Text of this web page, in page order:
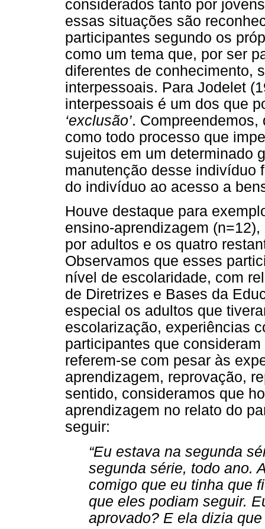
considerados tanto por
essas situações são
participantes segundo os
como um tema que, por ser
diferentes de conhecimento,
interpessoais. Para Jodelet
interpessoais é um dos que
‘exclusão’.
como todo processo que
sujeitos em um determinado
manutenção desse indivíduo
do indivíduo ao acesso a
Houve destaque para
ensino-aprendizagem
por adultos e os quatro
Observamos que esses
nível de escolaridade, com
de Diretrizes e Bases da
especial os adultos que
escolarização, experiências
participantes que
referem-se com pesar às
aprendizagem, reprovação,
sentido, consideramos que
aprendizagem no relato do
seguir:
“Eu estava na segunda
segunda série, todo ano.
comigo que eu tinha que
que eles podiam seguir.
aprovado? E ela dizia